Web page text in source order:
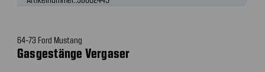
64-73 Ford Mustang
Gasgestänge Vergaser